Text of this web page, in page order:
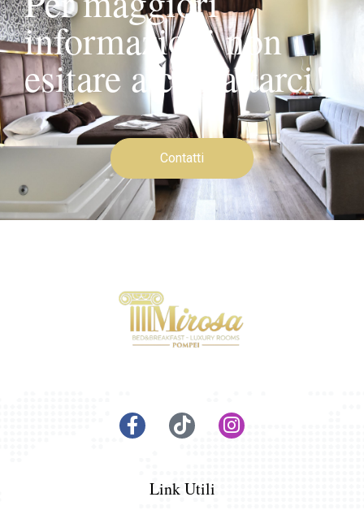
informazioni non
esitare a contattarci!
Contatti
Link Utili